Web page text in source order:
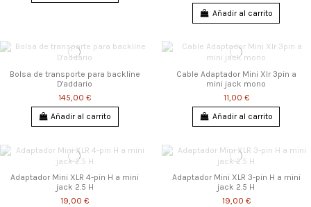
Añadir al carrito
Bolsa de transporte para backline
D'addario
145,00 €
Añadir al carrito
Cable Adaptador Mini Xlr 3pin a
mini jack mono
11,00 €
Añadir al carrito
Adaptador Mini XLR 4-pin H a mini
jack 2.5 H
19,00 €
Adaptador Mini XLR 3-pin H a mini
jack 2.5 H
19,00 €